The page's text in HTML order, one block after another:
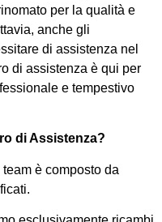
per la qualità e
anche gli
di assistenza nel
di assistenza è qui per
e tempestivo
di Assistenza?
team è composto da